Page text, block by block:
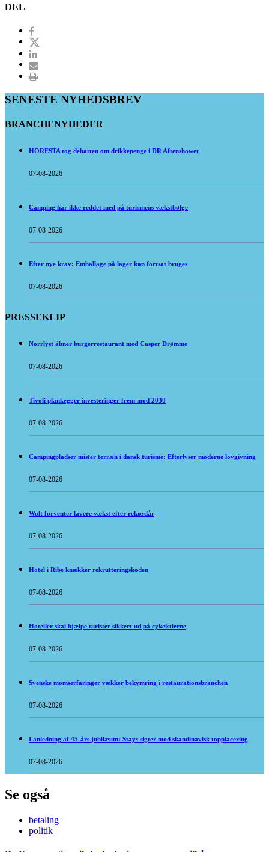
DEL
SENESTE NYHEDSBREV
BRANCHENYHEDER
HORESTA tog debatten om drikkepenge i DR Aftenshowet
07-08-2026
Camping har ikke reddet med på turismens vækstbølge
07-08-2026
Efter nye krav: Emballage på lager kan fortsat bruges
07-08-2026
PRESSEKLIP
Norrlyst åbner burgerrestaurant med Casper Drømme
07-08-2026
Tivoli planlægger investeringer frem mod 2030
07-08-2026
Campingpladser mister terræn i dansk turisme: Efterlyser moderne lovgivning
07-08-2026
Wolt forventer lavere vækst efter rekordår
07-08-2026
Hotel i Ribe knækker rekrutteringskoden
07-08-2026
Hoteller skal hjælpe turister sikkert ud på cykelstierne
07-08-2026
Svenske momserfaringer vækker bekymring i restaurationsbranchen
07-08-2026
I anledning af 45-års jubilæum: Stays sigter mod skandinavisk topplacering
07-08-2026
Se også
betaling
politik